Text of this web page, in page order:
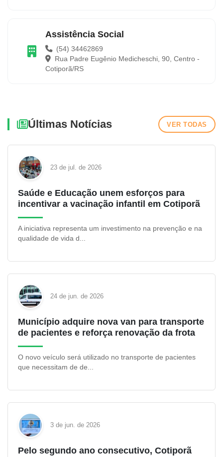
Assistência Social
(54) 34462869
Rua Padre Eugênio Medicheschi, 90, Centro -
Cotiporã/RS
Últimas Notícias VER TODAS
23 de jul. de 2026
Saúde e Educação unem esforços para
incentivar a vacinação infantil em Cotiporã
A iniciativa representa um investimento na prevenção e na
qualidade de vida d...
24 de jun. de 2026
Município adquire nova van para transporte
de pacientes e reforça renovação da frota
O novo veículo será utilizado no transporte de pacientes
que necessitam de de...
3 de jun. de 2026
Pelo segundo ano consecutivo, Cotiporã